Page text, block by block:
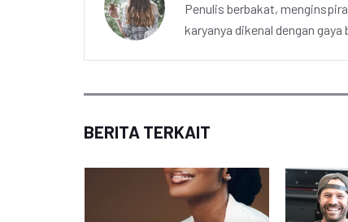
Penulis berbakat,
karyanya dikenal dengan
BERITA TERKAIT